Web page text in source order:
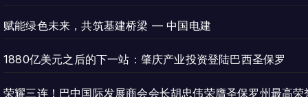
赋能绿色未来，共筑基建桥梁 — 中国电建
1880亿美元之后的下一站：肇庆产业投资登陆巴西圣保罗
荣耀三连！巴中国际发展商会会长胡忠伟荣膺圣保罗州最高荣